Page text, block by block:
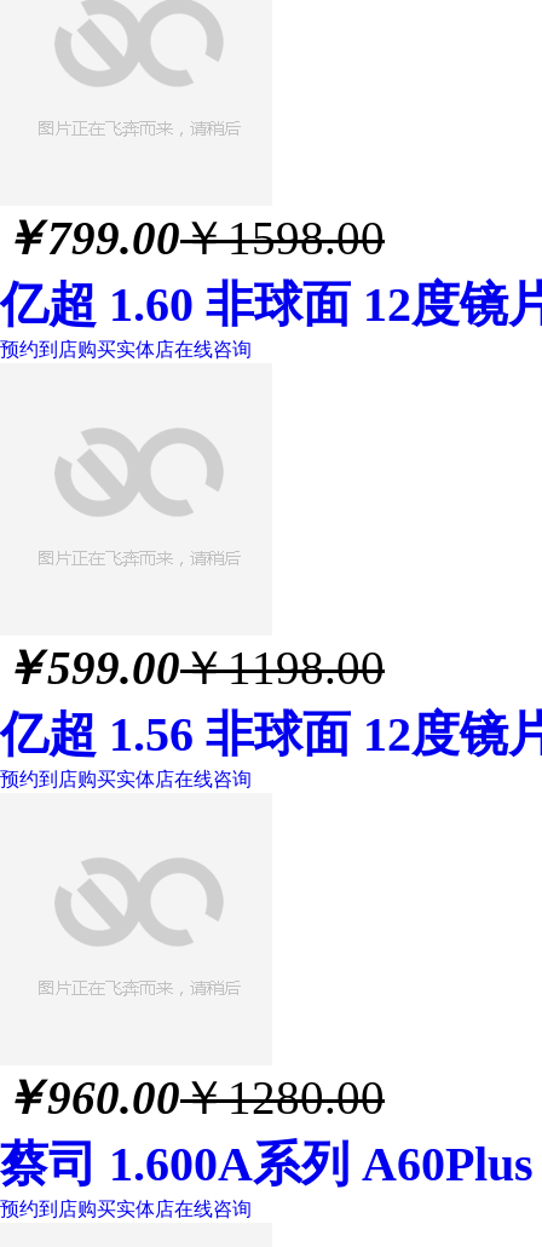
￥799.00￥1598.00
亿超 1.60 非球面 12度镜
预约到店购买实体店在线咨询
￥599.00￥1198.00
亿超 1.56 非球面 12度镜
预约到店购买实体店在线咨询
￥960.00￥1280.00
蔡司 1.600A系列
预约到店购买实体店在线咨询